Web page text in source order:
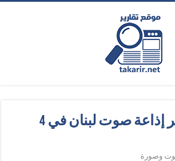
علي ضاحي عبر إذاعة صوت لبنان في 4
وصورة